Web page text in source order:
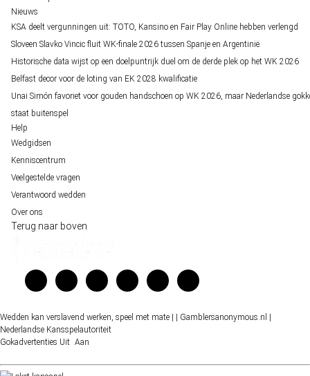
Nieuws
KSA deelt vergunningen uit: TOTO, Kansino en Fair Play Online hebben verlengd
Sloveen Slavko Vincic fluit WK-finale 2026 tussen Spanje en Argentinië
Historische data wijst op een doelpuntrijk duel om de derde plek op het WK 2026
Belfast decor voor de loting van EK 2028 kwalificatie
Unai Simón favoriet voor gouden handschoen op WK 2026, maar Nederlandse
staat buitenspel
Help
Wedgidsen
Kenniscentrum
Veelgestelde vragen
Verantwoord wedden
Over ons
Terug naar boven
Wedden kan verslavend werken, speel met mate | | Gamblersanonymous.nl
Nederlandse Kansspelautoriteit
Gokadvertenties Uit Aan